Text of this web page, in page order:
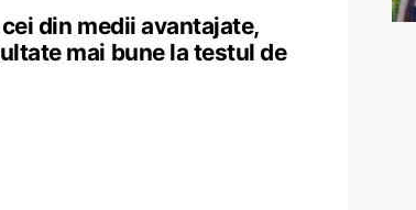
din medii avantajate,
mai bune la testul de